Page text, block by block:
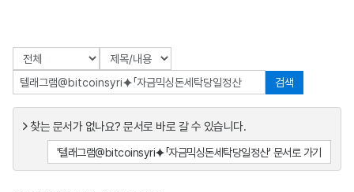
검색
찾는 문서가 없나요? 문서로 바로 갈 수 있습니다.
'텔래그램@bitcoinsyri⯌「자금믹싱돈세탁당일정산' 문서로 가기